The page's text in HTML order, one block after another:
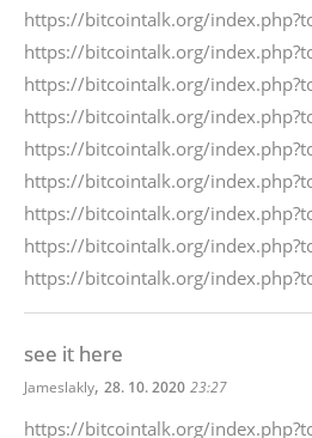
https://bitcointalk.org/
https://bitcointalk.org/
https://bitcointalk.org/
https://bitcointalk.org/
https://bitcointalk.org/
https://bitcointalk.org/
https://bitcointalk.org/
https://bitcointalk.org/
https://bitcointalk.org/
see it here
Jameslakly, 28. 10. 2020 23:27
https://bitcointalk.org/